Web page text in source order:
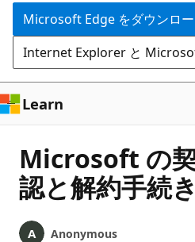
ツ
に
ス
キ
ッ
プ
Microsoft Edge をダウンロ
Internet Explorer と
Learn
Microsoft の
認と解約手続
Anonymous